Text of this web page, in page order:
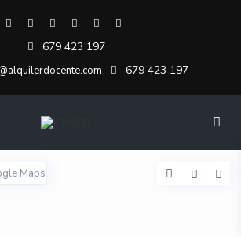
679 423 197
679 423 197